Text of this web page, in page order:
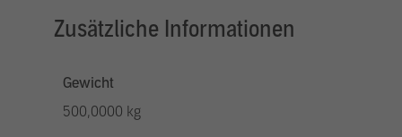
Zusätzliche Informationen
Gewicht
500,0000 kg